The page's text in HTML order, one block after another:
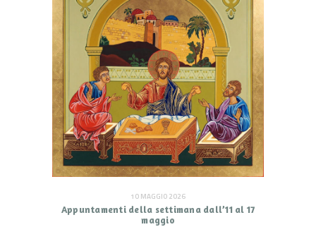
10 MAGGIO 2026
Appuntamenti della settimana dall’11 al 17
maggio